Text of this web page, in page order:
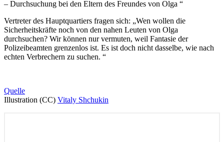
– Durchsuchung bei den Eltern des Freundes von Olga “
Vertreter des Hauptquartiers fragen sich: „Wen wollen die
Sicherheitskräfte noch von den nahen Leuten von Olga
durchsuchen? Wir können nur vermuten, weil Fantasie der
Polizeibeamten grenzenlos ist. Es ist doch nicht dasselbe, wie nach
echten Verbrechern zu suchen. “
Quelle
Illustration (CC) Vitaly Shchukin